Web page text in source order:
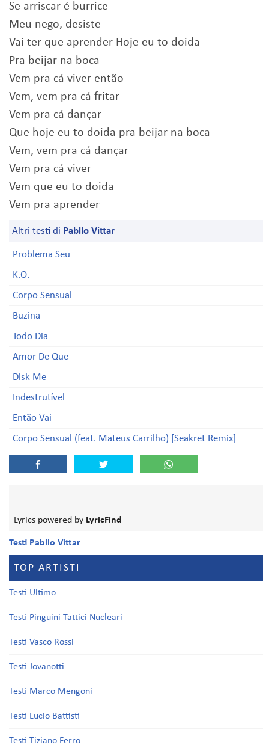
Se arriscar é burrice
Meu nego, desiste
Vai ter que aprender Hoje eu to doida
Pra beijar na boca
Vem pra cá viver então
Vem, vem pra cá fritar
Vem pra cá dançar
Que hoje eu to doida pra beijar na boca
Vem, vem pra cá dançar
Vem pra cá viver
Vem que eu to doida
Vem pra aprender
Altri testi di Pabllo Vittar
Problema Seu
K.O.
Corpo Sensual
Buzina
Todo Dia
Amor De Que
Disk Me
Indestrutível
Então Vai
Corpo Sensual (feat. Mateus Carrilho) [Seakret Remix]
Lyrics powered by LyricFind
Testi Pabllo Vittar
TOP ARTISTI
Testi Ultimo
Testi Pinguini Tattici Nucleari
Testi Vasco Rossi
Testi Jovanotti
Testi Marco Mengoni
Testi Lucio Battisti
Testi Tiziano Ferro